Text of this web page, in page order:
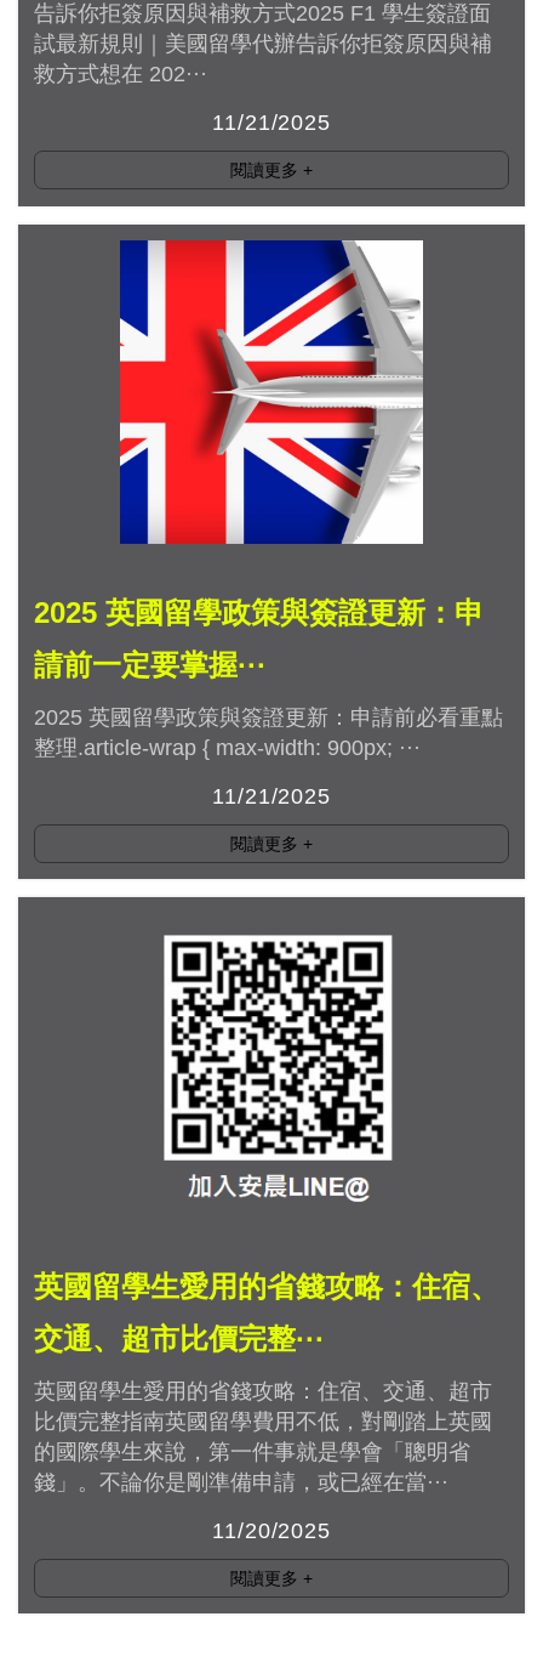
告訴你拒簽原因與補救方式2025 F1 學生簽證面
試最新規則｜美國留學代辦告訴你拒簽原因與補
救方式想在 202···
11/21/2025
閱讀更多 +
2025 英國留學政策與簽證更新：申
請前一定要掌握···
2025 英國留學政策與簽證更新：申請前必看重點
整理.article-wrap { max-width: 900px; ···
11/21/2025
閱讀更多 +
英國留學生愛用的省錢攻略：住宿、
交通、超市比價完整···
英國留學生愛用的省錢攻略：住宿、交通、超市
比價完整指南英國留學費用不低，對剛踏上英國
的國際學生來說，第一件事就是學會「聰明省
錢」。不論你是剛準備申請，或已經在當···
11/20/2025
閱讀更多 +